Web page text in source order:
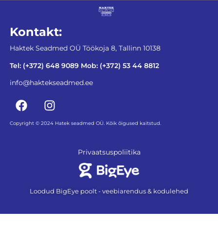
Kontakt:
Haktek Seadmed OÜ Töökoja 8, Tallinn 10138
Tel: (+372) 648 9089 Mob: (+372) 53 44 8812
info@haktekseadmed.ee
Copyright © 2024 Hatek seadmed OÜ. Kõik õigused kaitstud.
Privaatsuspoliitika
Loodud BigEye poolt - veebiarendus & kodulehed